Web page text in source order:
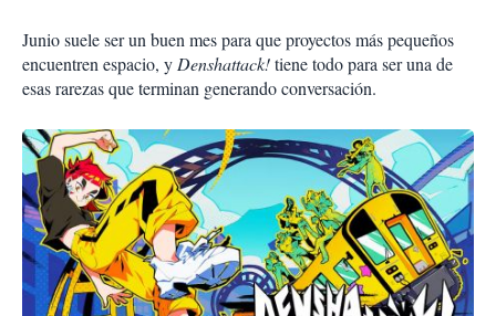
Junio suele ser un buen mes para que proyectos más pequeños
encuentren espacio, yDenshattack!tiene todo para ser una de
esas rarezas que terminan generando conversación.